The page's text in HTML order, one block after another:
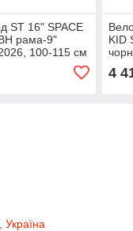
ST 16" SPACE
рама-9"
100-115 см
KID
4